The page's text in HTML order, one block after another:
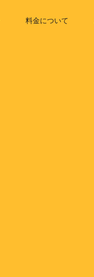
料金について